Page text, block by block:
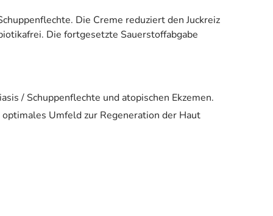
Die Creme reduziert den Juckreiz
Die fortgesetzte Sauerstoffabgabe
/ Schuppenflechte und atopischen Ekzemen.
Umfeld zur Regeneration der Haut